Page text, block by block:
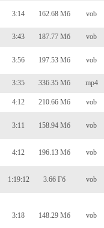
3:14 162.68 Мб vob
3:43 187.77 Мб vob
3:56 197.53 Мб vob
3:35 336.35 Мб mp4
4:12 210.66 Мб vob
3:11 158.94 Мб vob
4:12 196.13 Мб vob
1:19:12 3.66 Гб vob
3:18 148.29 Мб vob